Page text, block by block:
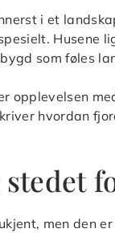
i et
Husene
som føles
opplevelsen
hvordan
men den